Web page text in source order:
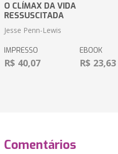
O CLÍMAX DA VIDA
RESSUSCITADA
Jesse Penn-Lewis
IMPRESSO
R$ 40,07
EBOOK
R$ 23,63
Comentários